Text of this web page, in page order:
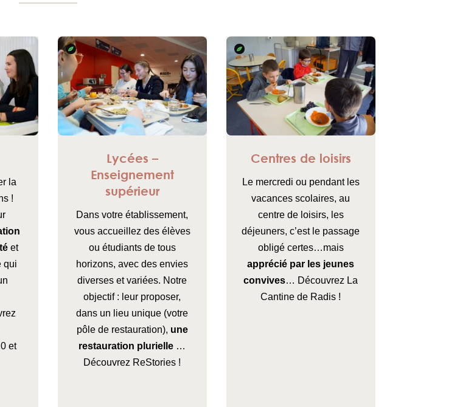
la
!
et
qui
et
Lycées –
Enseignement
supérieur
Dans votre établissement,
vous accueillez des élèves
ou étudiants de tous
horizons, avec des envies
diverses et variées. Notre
objectif : leur proposer,
dans un lieu unique (votre
pôle de restauration), une
restauration plurielle …
Découvrez ReStories !
Centres de loisirs
Le mercredi ou pendant les
vacances scolaires, au
centre de loisirs, les
déjeuners, c’est le passage
obligé certes…mais
apprécié par les jeunes
convives… Découvrez La
Cantine de Radis !